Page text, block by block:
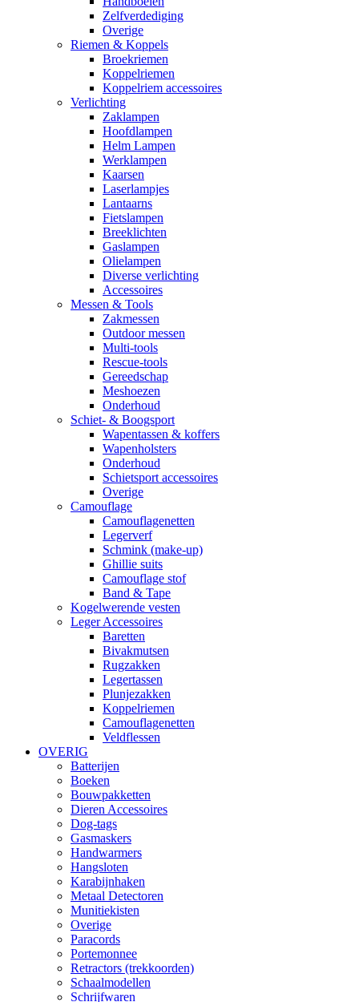
Zelfverdediging
Overige
Riemen & Koppels
Broekriemen
Koppelriemen
Koppelriem accessoires
Verlichting
Zaklampen
Hoofdlampen
Helm Lampen
Werklampen
Kaarsen
Laserlampjes
Lantaarns
Fietslampen
Breeklichten
Gaslampen
Olielampen
Diverse verlichting
Accessoires
Messen & Tools
Zakmessen
Outdoor messen
Multi-tools
Rescue-tools
Gereedschap
Meshoezen
Onderhoud
Schiet- & Boogsport
Wapentassen & koffers
Wapenholsters
Onderhoud
Schietsport accessoires
Overige
Camouflage
Camouflagenetten
Legerverf
Schmink (make-up)
Ghillie suits
Camouflage stof
Band & Tape
Kogelwerende vesten
Leger Accessoires
Baretten
Bivakmutsen
Rugzakken
Legertassen
Plunjezakken
Koppelriemen
Camouflagenetten
Veldflessen
OVERIG
Batterijen
Boeken
Bouwpakketten
Dieren Accessoires
Dog-tags
Gasmaskers
Handwarmers
Hangsloten
Karabijnhaken
Metaal Detectoren
Munitiekisten
Overige
Paracords
Portemonnee
Retractors (trekkoorden)
Schaalmodellen
Schrijfwaren